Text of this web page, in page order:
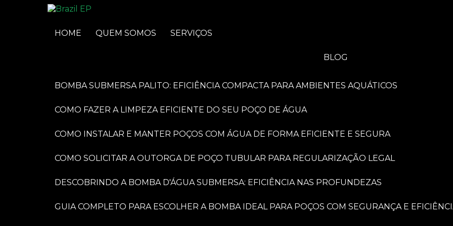
HOME QUEM SOMOS SERVIÇOS
BLOG
BOMBA SUBMERSA PALITO: EFICIÊNCIA COMPACTA PARA AMBIENTES AQUÁTICOS
COMO FAZER A LIMPEZA EFICIENTE DO SEU POÇO DE ÁGUA
COMO INSTALAR E MANTER POÇOS COM ÁGUA DE FORMA EFICIENTE E SEGURA
COMO SOLICITAR A OUTORGA DE POÇO TUBULAR PARA REGULARIZAÇÃO LEGAL
DESCOBRINDO A BOMBA D'ÁGUA SUBMERSA: EFICIÊNCIA NAS PROFUNDEZAS
GUIA COMPLETO PARA ESCOLHER A BOMBA IDEAL PARA POÇOS COM SEGURANÇA E